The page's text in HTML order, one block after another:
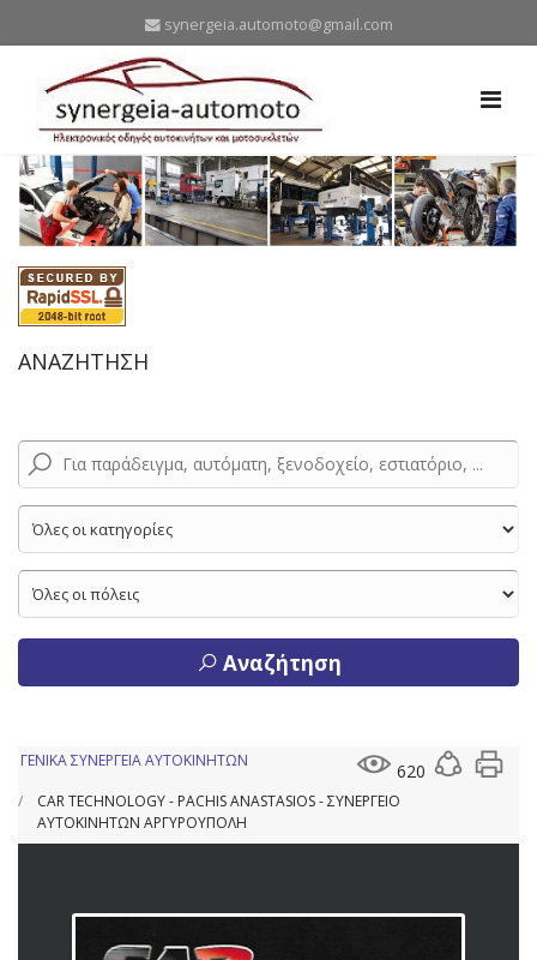
synergeia.automoto@gmail.com
ΑΝΑΖΗΤΗΣΗ
Αναζήτηση
620
ΓΕΝΙΚΑ ΣΥΝΕΡΓΕΙΑ ΑΥΤΟΚΙΝΗΤΩΝ
CAR TECHNOLOGY - PACHIS ANASTASIOS - ΣΥΝΕΡΓΕΙΟ
ΑΥΤΟΚΙΝΗΤΩΝ ΑΡΓΥΡΟΥΠΟΛΗ